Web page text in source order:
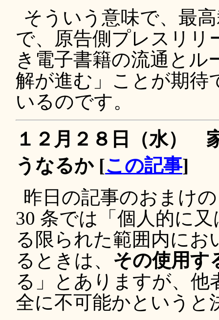
そういう意味で、最
で、原告側プレスリ
き電子書籍の流通とル
解が進む」ことが期待
いるのです。
１２月２８日（水）
うなるか [この記事]
昨日の記事のおまけ
30 条では「個人的に
る限られた範囲内に
るときは、 その使用す
る」とありますが、他
全に不可能かというと